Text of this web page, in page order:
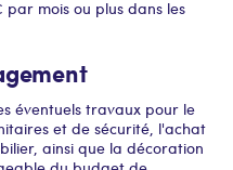
mois ou plus dans les
éventuels travaux pour le
et de sécurité, l'achat
ainsi que la décoration